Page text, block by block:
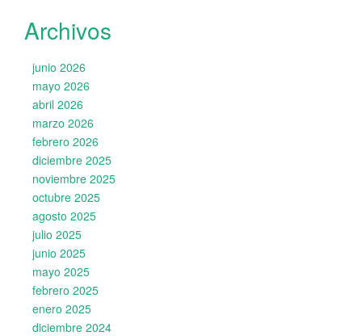
Archivos
junio 2026
mayo 2026
abril 2026
marzo 2026
febrero 2026
diciembre 2025
noviembre 2025
octubre 2025
agosto 2025
julio 2025
junio 2025
mayo 2025
febrero 2025
enero 2025
diciembre 2024